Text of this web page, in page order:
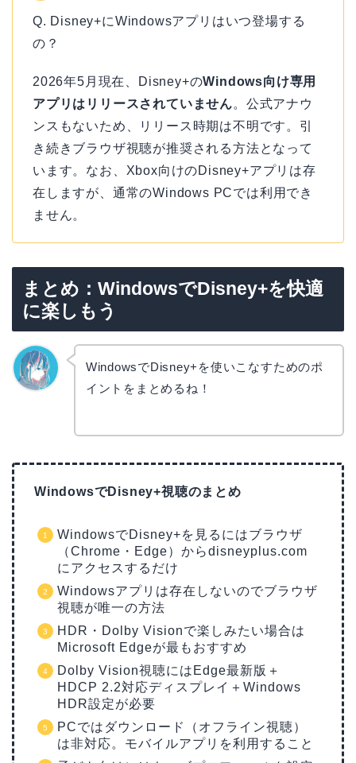
Q. Disney+にWindowsアプリはいつ登場する
の？
2026年5月現在、Disney+のWindows向け専用
アプリはリリースされていません。公式アナウ
ンスもないため、リリース時期は不明です。引
き続きブラウザ視聴が推奨される方法となって
います。なお、Xbox向けのDisney+アプリは存
在しますが、通常のWindows PCでは利用でき
ません。
まとめ：WindowsでDisney+を快適
に楽しもう
WindowsでDisney+を使いこなすためのポ
イントをまとめるね！
WindowsでDisney+視聴のまとめ
WindowsでDisney+を見るにはブラウザ
（Chrome・Edge）からdisneyplus.com
にアクセスするだけ
Windowsアプリは存在しないのでブラウザ
視聴が唯一の方法
HDR・Dolby Visionで楽しみたい場合は
Microsoft Edgeが最もおすすめ
Dolby Vision視聴にはEdge最新版＋
HDCP 2.2対応ディスプレイ＋Windows
HDR設定が必要
PCではダウンロード（オフライン視聴）
は非対応。モバイルアプリを利用すること